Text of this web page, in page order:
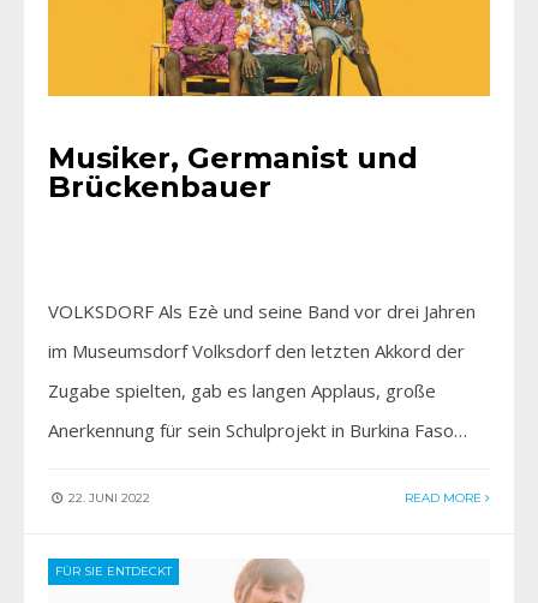
Musiker, Germanist und
Brückenbauer
VOLKSDORF Als Ezè und seine Band vor drei Jahren
im Museumsdorf Volksdorf den letzten Akkord der
Zugabe spielten, gab es langen Applaus, große
Anerkennung für sein Schulprojekt in Burkina Faso…
22. JUNI 2022 READ MORE
FÜR SIE ENTDECKT